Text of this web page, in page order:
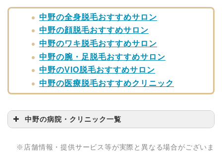
中野の全身脱毛おすすめサロン
中野の顔脱毛おすすめサロン
中野のワキ脱毛おすすめサロン
中野の腕・足脱毛おすすめサロン
中野のVIO脱毛おすすめサロン
中野の医療脱毛おすすめクリニック
中野の病院・クリニック一覧
※店舗情報・提供サービス等が実際と異なる場合がございま